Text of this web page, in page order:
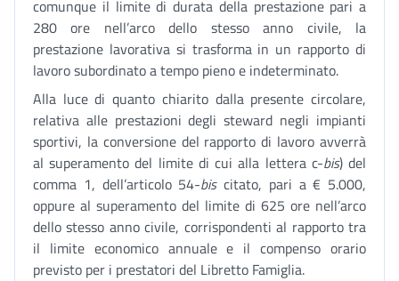
comunque il limite di durata della prestazione pari a
280 ore nell’arco dello stesso anno civile, la
prestazione lavorativa si trasforma in un rapporto di
lavoro subordinato a tempo pieno e indeterminato.
Alla luce di quanto chiarito dalla presente circolare,
relativa alle prestazioni degli steward negli impianti
sportivi, la conversione del rapporto di lavoro avverrà
al superamento del limite di cui alla lettera c-bis) del
comma 1, dell’articolo 54-biscitato, pari a € 5.000,
oppure al superamento del limite di 625 ore nell’arco
dello stesso anno civile, corrispondenti al rapporto tra
il limite economico annuale e il compenso orario
previsto per i prestatori del Libretto Famiglia.